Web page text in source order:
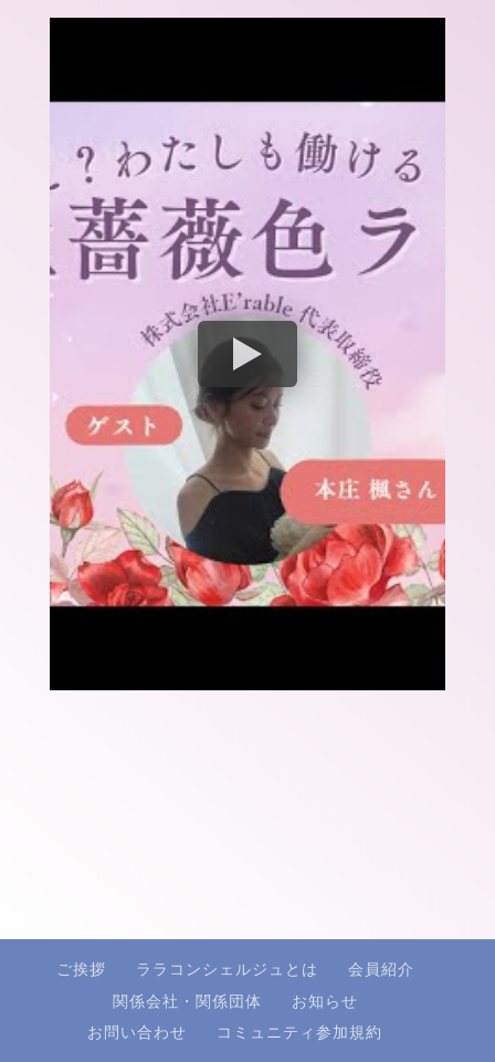
ご挨拶 ララコンシェルジュとは
会員紹介
関係会社・関係団体
お知らせ
お問い合わせ
コミュニティ参加規約